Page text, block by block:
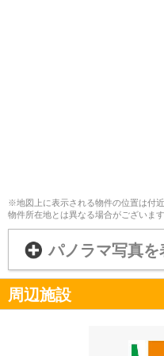
※地図上に表示される物件の位置は付
物件所在地とは異なる場合がございます
パノラマ写真を
周辺施設